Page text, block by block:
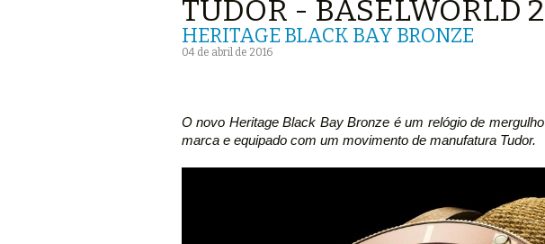
TUDOR - BASELWORLD
HERITAGE BLACK BAY BRONZE
04 de abril de 2016
O novo Heritage Black Bay Bronze é um relógio de
marca e equipado com um movimento de manufatura Tudor.